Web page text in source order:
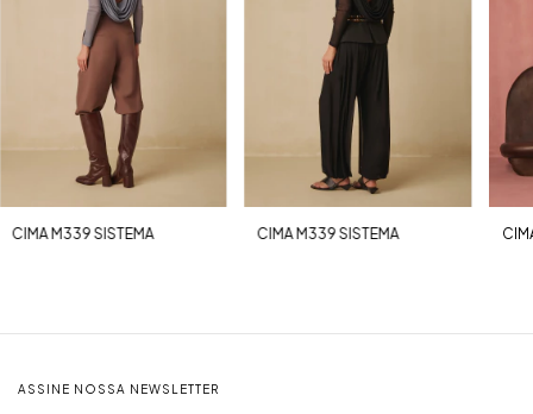
CIMA M339 SISTEMA CIMA M339 SISTEMA
ASSINE NOSSA NEWSLETTER